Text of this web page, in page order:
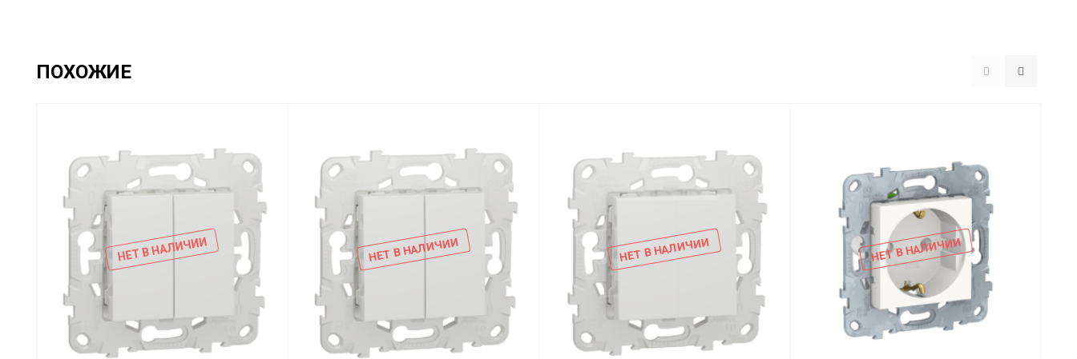
ПОХОЖИЕ
НЕТ В НАЛИЧИИ НЕТ В НАЛИЧИИ НЕТ В НАЛИЧИИ НЕТ В НАЛИЧИИ